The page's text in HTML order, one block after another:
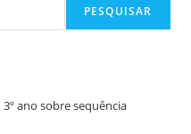
PESQUISAR
ano sobre sequência